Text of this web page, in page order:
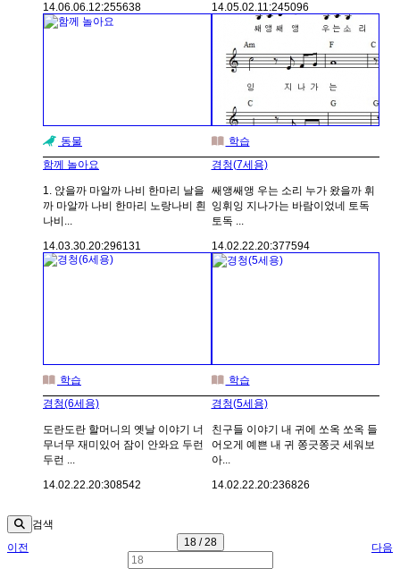
14.06.06.12:255638
14.05.02.11:245096
동물
함께 놀아요
1. 앉을까 마알까 나비 한마리 날을
까 마알까 나비 한마리 노랑나비 흰
나비...
14.03.30.20:296131
학습
경청(7세용)
쌔앵쌔앵 우는 소리 누가 왔을까 휘
잉휘잉 지나가는 바람이었네 토독
토독 ...
14.02.22.20:377594
학습
경청(6세용)
도란도란 할머니의 옛날 이야기 너
무너무 재미있어 잠이 안와요 두런
두런 ...
14.02.22. 20:308542
학습
경청(5세용)
친구들 이야기 내 귀에 쏘옥 쏘옥 들
어오게 예쁜 내 귀 쫑긋쫑긋 세워보
아...
14.02.22. 20:236826
검색
이전
18 / 28 다음